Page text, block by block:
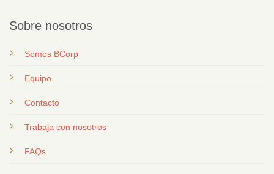
Sobre nosotros
Somos BCorp
Equipo
Contacto
Trabaja con nosotros
FAQs